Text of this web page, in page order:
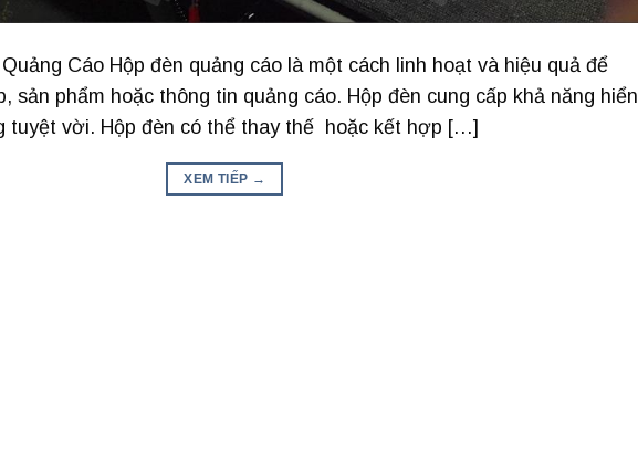
Cáo Hộp đèn quảng cáo là một cách linh hoạt và hiệu quả để
sản phẩm hoặc thông tin quảng cáo. Hộp đèn cung cấp khả năng hiển
tuyệt vời. Hộp đèn có thể thay thế hoặc kết hợp […]
XEM TIẾP →